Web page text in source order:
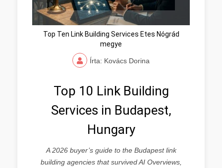
Top Ten Link Building Services Etes Nógrád
megye
Írta: Kovács Dorina
Top 10 Link Building
Services in Budapest,
Hungary
A 2026 buyer’s guide to the Budapest link
building agencies that survived AI Overviews,